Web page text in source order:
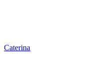
Caterina